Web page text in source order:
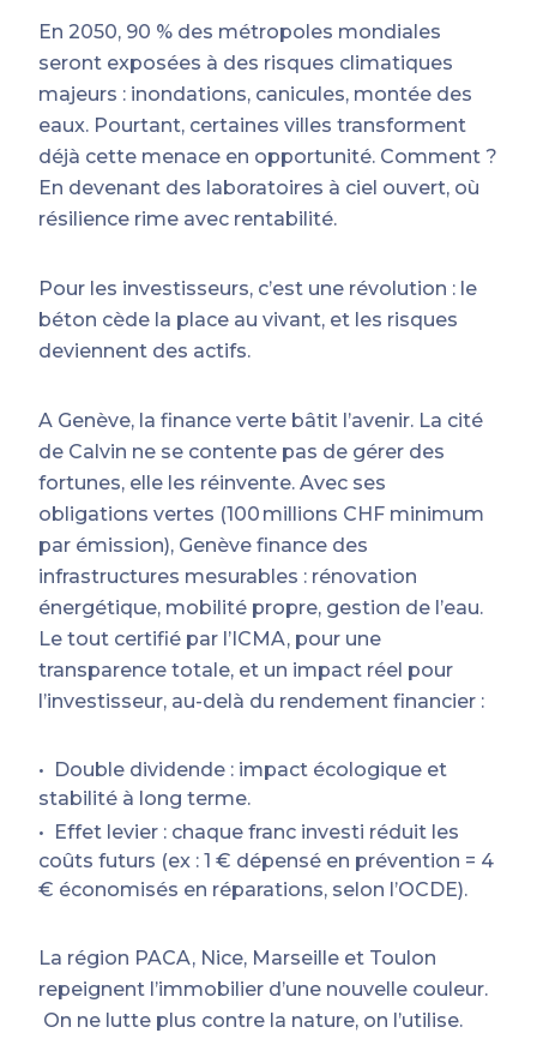
En 2050, 90 % des métropoles mondiales
seront exposées à des risques climatiques
majeurs : inondations, canicules, montée des
eaux. Pourtant, certaines villes transforment
déjà cette menace en opportunité. Comment ?
En devenant des laboratoires à ciel ouvert, où
résilience rime avec rentabilité.
Pour les investisseurs, c’est une révolution : le
béton cède la place au vivant, et les risques
deviennent des actifs.
A Genève, la finance verte bâtit l’avenir. La cité
de Calvin ne se contente pas de gérer des
fortunes, elle les réinvente. Avec ses
obligations vertes (100 millions CHF minimum
par émission), Genève finance des
infrastructures mesurables : rénovation
énergétique, mobilité propre, gestion de l’eau.
Le tout certifié par l’ICMA, pour une
transparence totale, et un impact réel pour
l’investisseur, au-delà du rendement financier :
Double dividende : impact écologique et
stabilité à long terme.
Effet levier : chaque franc investi réduit les
coûts futurs (ex : 1 € dépensé en prévention = 4
€ économisés en réparations, selon l’OCDE).
La région PACA, Nice, Marseille et Toulon
repeignent l’immobilier d’une nouvelle couleur.
On ne lutte plus contre la nature, on l’utilise.